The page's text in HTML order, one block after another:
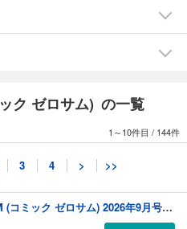
ルシオン」(naked ape)/「幕末
マーベラス)/「メメント†モリ」(く
美川べるの)/「テル・セル」(遊行寺
応募はできません。
ク ゼロサム) の一覧
1～10件目 / 144件
3 4 > >>
Comic ZERO-SUM (コミック ゼロサム) 2026年9月号[雑誌]